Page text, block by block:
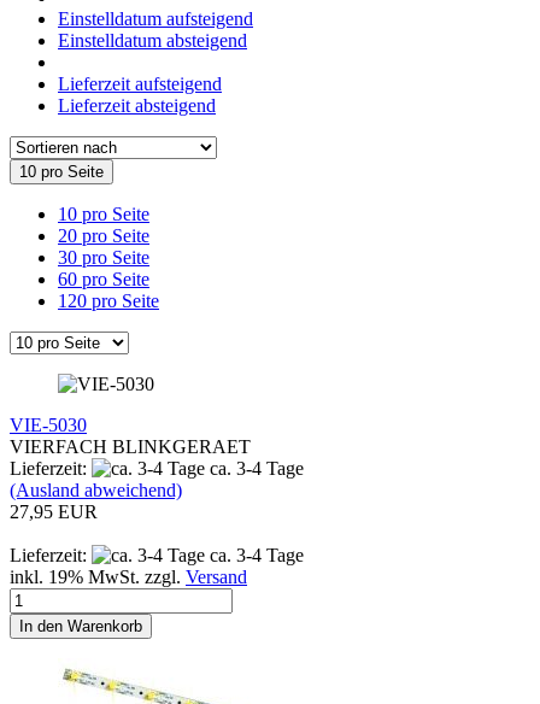
Einstelldatum aufsteigend
Einstelldatum absteigend
Lieferzeit aufsteigend
Lieferzeit absteigend
10 pro Seite
10 pro Seite
20 pro Seite
30 pro Seite
60 pro Seite
120 pro Seite
VIE-5030
VIERFACH BLINKGERAET
Lieferzeit:
ca. 3-4 Tage
(Ausland abweichend)
27,95 EUR
Lieferzeit:
ca. 3-4 Tage
inkl. 19% MwSt. zzgl. Versand
In den Warenkorb